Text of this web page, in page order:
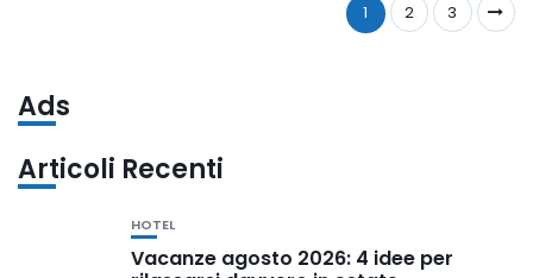
1 2 3
Ads
Articoli Recenti
HOTEL
Vacanze agosto 2026: 4 idee per